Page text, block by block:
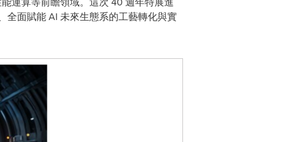
全面賦能 AI 未來生態系的工藝轉化與實